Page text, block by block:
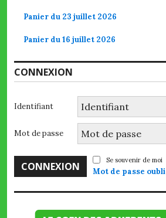
Panier du 23 juillet 2026
Panier du 16 juillet 2026
CONNEXION
Identifiant
Mot de passe
Se souvenir de moi
Mot de passe